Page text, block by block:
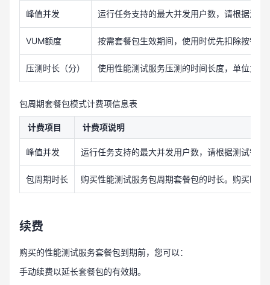
峰值并发 运行任务支持的最大并发用户数，请根据测试
VUM额度 按需套餐包生效期间，使用时优先扣除按需
压测时长（分） 使用性能测试服务压测的时间长度，单位为分
包周期套餐包模式计费项信息表
计费项目 计费项说明
峰值并发 运行任务支持的最大并发用户数，请根据测试需求
包周期时长 购买性能测试服务包周期套餐包的时长。购买时
续费
购买的性能测试服务套餐包到期前，您可以：
手动续费以延长套餐包的有效期。